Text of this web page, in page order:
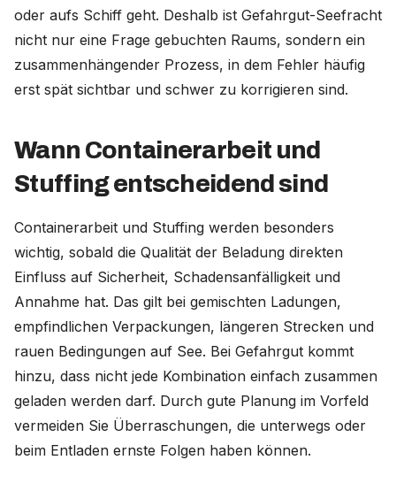
oder aufs Schiff geht. Deshalb ist Gefahrgut-Seefracht
nicht nur eine Frage gebuchten Raums, sondern ein
zusammenhängender Prozess, in dem Fehler häufig
erst spät sichtbar und schwer zu korrigieren sind.
Wann Containerarbeit und
Stuffing entscheidend sind
Containerarbeit und Stuffing werden besonders
wichtig, sobald die Qualität der Beladung direkten
Einfluss auf Sicherheit, Schadensanfälligkeit und
Annahme hat. Das gilt bei gemischten Ladungen,
empfindlichen Verpackungen, längeren Strecken und
rauen Bedingungen auf See. Bei Gefahrgut kommt
hinzu, dass nicht jede Kombination einfach zusammen
geladen werden darf. Durch gute Planung im Vorfeld
vermeiden Sie Überraschungen, die unterwegs oder
beim Entladen ernste Folgen haben können.